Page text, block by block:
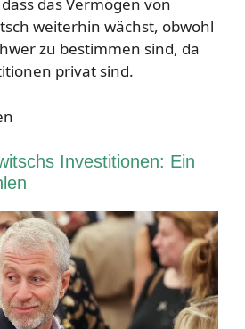
das Vermögen von
weiterhin wächst, obwohl
zu bestimmen sind, da
privat sind.
Investitionen: Ein